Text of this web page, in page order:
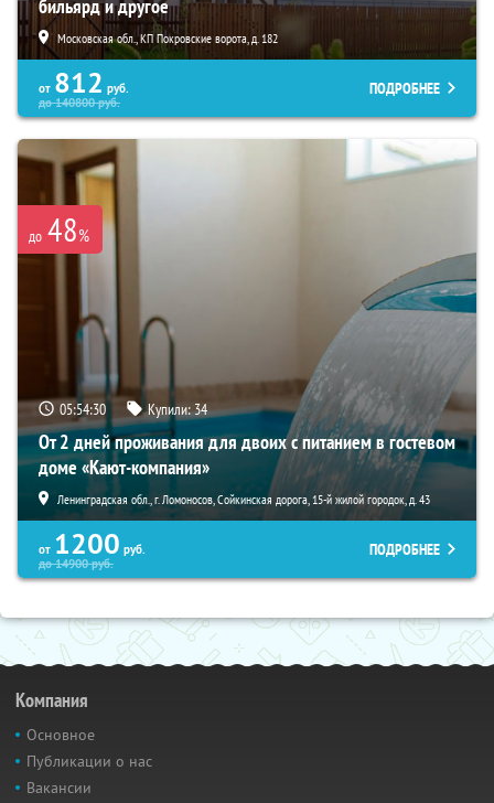
бильярд и другое
Московская обл., КП Покровские ворота, д. 182
от 812 руб.
до140800руб.
ПОДРОБНЕЕ
до 48%
05:54:29 Купили:34
От 2 дней проживания для двоих с питанием в гостевом
доме «Кают-компания»
Ленинградская обл., г. Ломоносов, Сойкинская дорога, 15-й жилой городок, д. 43
от 1200 руб.
до14900руб.
ПОДРОБНЕЕ
Компания
Основное
Публикации о нас
Вакансии